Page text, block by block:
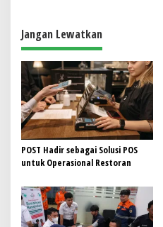
a
s
i
p
o
s
Jangan Lewatkan
POST Hadir sebagai Solusi POS
untuk Operasional Restoran